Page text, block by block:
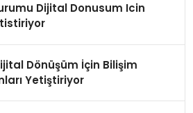
Dijital Donusum Icin
Dönüşüm İçin Bilişim
Yetiştiriyor